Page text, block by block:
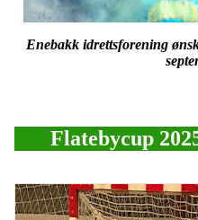
Enebakk idrettsforening
Flatebycup